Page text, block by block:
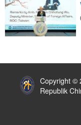
Copyright ©
Republik